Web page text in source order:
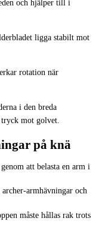
och hjälper till i
ligga stabilt mot
rotation när
i den breda
mot golvet.
på knä
att belasta en arm i
armhävningar och
måste hållas rak trots